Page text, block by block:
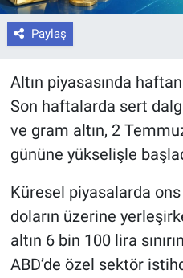
Paylaş
Altın piyasasında
Son haftalarda sert
ve gram altın, 2
gününe yükselişle
Küresel piyasalarda
doların üzerine
altın 6 bin 100 lira
ABD’de özel sektör